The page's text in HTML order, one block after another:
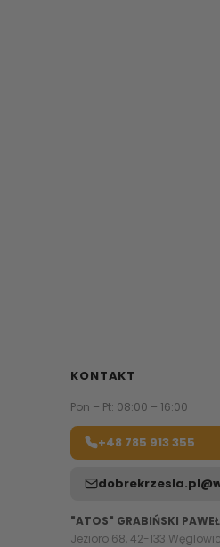
KONTAKT
Pon – Pt: 08:00 – 16:00
+48 785 913 355
"ATOS" GRABIŃSKI PAWEŁ
Jezioro 68, 42-133